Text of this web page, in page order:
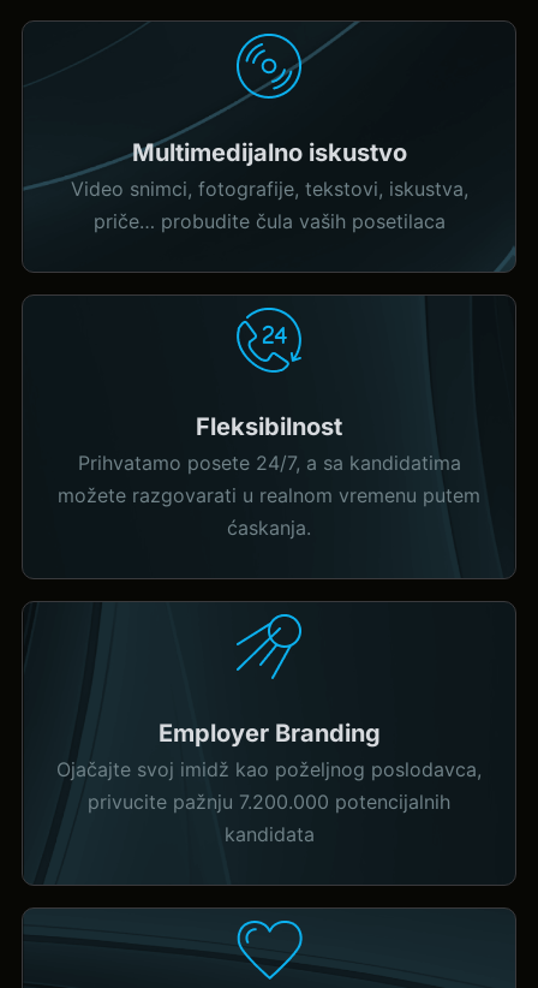
Multimedijalno iskustvo
Video snimci, fotografije, tekstovi, iskustva,
priče… probudite čula vaših posetilaca
Fleksibilnost
Prihvatamo posete 24/7, a sa kandidatima
možete razgovarati u realnom vremenu putem
ćaskanja.
Employer Branding
Ojačajte svoj imidž kao poželjnog poslodavca,
privucite pažnju 7.200.000 potencijalnih
kandidata